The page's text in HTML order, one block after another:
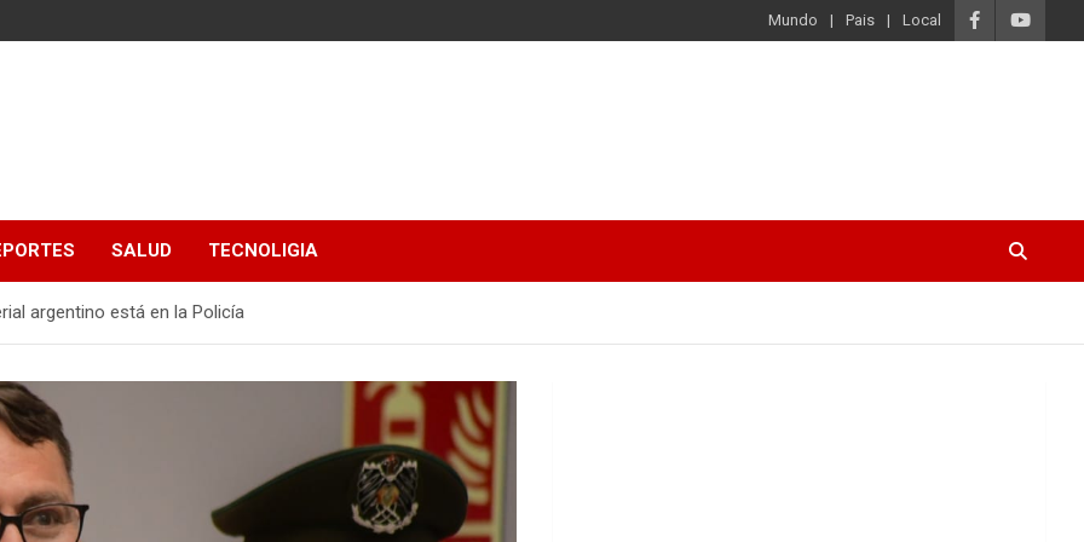
Mundo Pais Local
SALUD TECNOLIGIA
argentino está en la Policía